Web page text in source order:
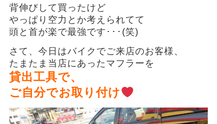
背伸びして買ったけど
やっぱり空力とか考えられてて
頭と首が楽で最強です･･･(笑)
さて、今日はバイクでご来店のお客様、
たまたま当店にあったマフラーを
貸出工具で、
ご自分でお取り付け